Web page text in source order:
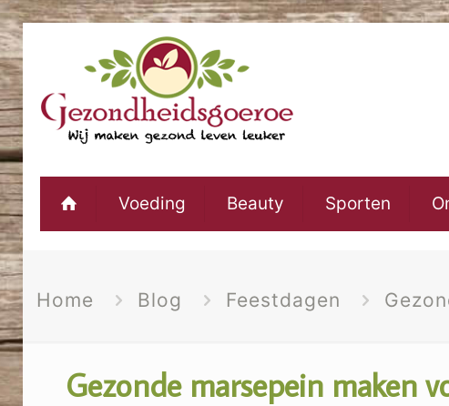
Voeding Beauty Sporten
Home Blog Feestdagen
Gezonde marsepein maken